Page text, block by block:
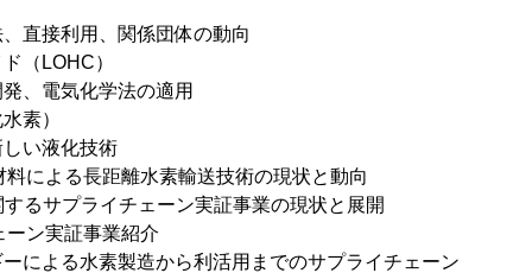
接利用、関係団体の動向
LOHC）
電気化学法の適用
素）
液化技術
による長距離水素輸送技術の現状と動向
るサプライチェーン実証事業の現状と展開
ン実証事業紹介
よる水素製造から利活用までのサプライチェーン